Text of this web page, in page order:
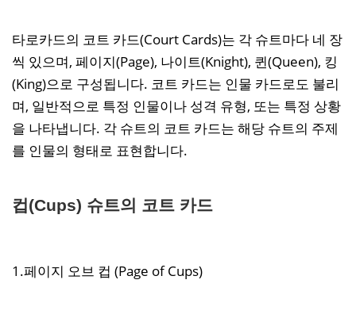
타로카드의 코트 카드(Court Cards)는 각 슈트마다 네 장
씩 있으며, 페이지(Page), 나이트(Knight), 퀸(Queen), 킹
(King)으로 구성됩니다. 코트 카드는 인물 카드로도 불리
며, 일반적으로 특정 인물이나 성격 유형, 또는 특정 상황
을 나타냅니다. 각 슈트의 코트 카드는 해당 슈트의 주제
를 인물의 형태로 표현합니다.
컵(Cups) 슈트의 코트 카드
1.페이지 오브 컵 (Page of Cups)